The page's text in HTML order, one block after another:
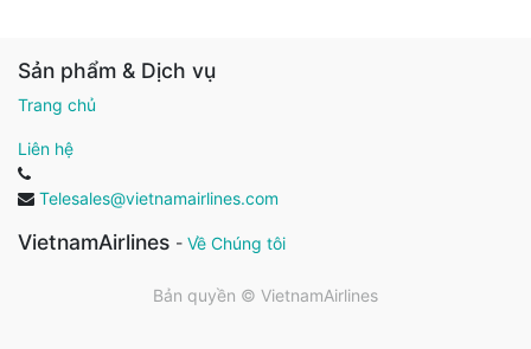
Sản phẩm & Dịch vụ
Trang chủ
Liên hệ
Telesales@vietnamairlines.com
VietnamAirlines - Về Chúng tôi
Bản quyền © VietnamAirlines